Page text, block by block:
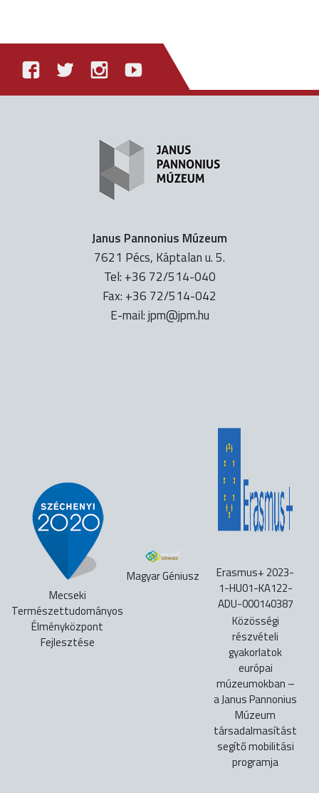
Janus Pannonius Múzeum
7621 Pécs, Káptalan u. 5.
Tel: +36 72/514-040
Fax: +36 72/514-042
E-mail:uh.mpj@mpj
Mecseki
Természettudományos
Élményközpont
Fejlesztése
Magyar Géniusz
Erasmus+ 2023-
1-HU01-KA122-
ADU-000140387
Közösségi
részvételi
gyakorlatok
európai
múzeumokban –
a Janus Pannonius
Múzeum
társadalmasítást
segítő mobilitási
programja